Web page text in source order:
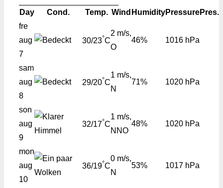
Day Cond. Temp. Wind HumidityPressurePres.
fre
aug
7
30/23°C
2 m/s,
O
46% 1016 hPa
sam
aug
8
29/20°C
1 m/s,
N
71% 1020 hPa
son
aug
9
32/17°C
1 m/s,
NNO
48% 1020 hPa
mon
aug
10
36/19°C
0 m/s,
N
53% 1017 hPa